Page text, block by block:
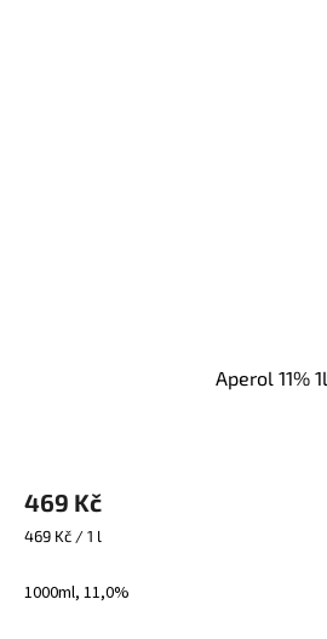
Aperol 11% 1l
469 Kč
Měrná
469 Kč / 1 l
1000ml, 11,0%